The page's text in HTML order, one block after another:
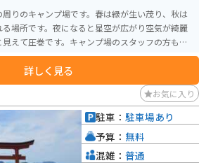
りのキャンプ場です。春は緑が生い茂り、秋は
場所です。夜になると星空が広がり空気が綺麗
えて圧巻です。キャンプ場のスタッフの方もと
れるアットホームなキャンプ場です。
詳しく見る
お気に入り
駐車： 駐車場あり
予算： 無料
混雑： 普通